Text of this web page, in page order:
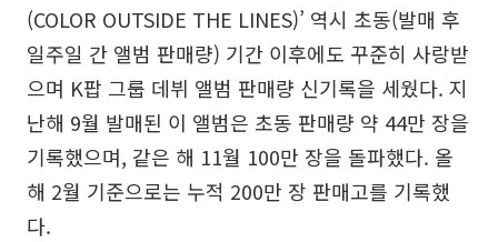
(COLOR OUTSIDE THE LINES)’ 역시 초동(발매 후
일주일 간 앨범 판매량) 기간 이후에도 꾸준히 사랑받
으며 K팝 그룹 데뷔 앨범 판매량 신기록을 세웠다. 지
난해 9월 발매된 이 앨범은 초동 판매량 약 44만 장을
기록했으며, 같은 해 11월 100만 장을 돌파했다. 올
해 2월 기준으로는 누적 200만 장 판매고를 기록했
다.